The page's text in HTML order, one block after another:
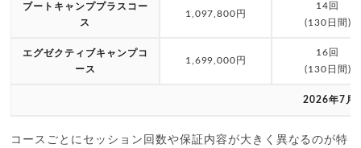
ブートキャンププラスコー
ス
1,097,800円
14回
(130日間)
エグゼクティブキャンプコ
ース
1,699,000円
16回
(130日間)
2026年7月
コースごとにセッション回数や保証内容が大きく異なるのが特